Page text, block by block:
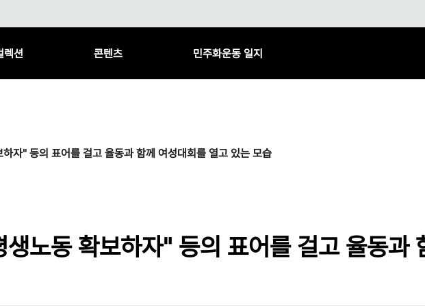
렉션 콘텐츠 민주화운동 일지
자" 등의 표어를 걸고 율동과 함께 여성대회를 열고 있는 모습
노동 확보하자" 등의 표어를 걸고 율동과